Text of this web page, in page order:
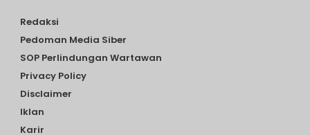
Redaksi
Pedoman Media Siber
SOP Perlindungan Wartawan
Privacy Policy
Disclaimer
Iklan
Karir